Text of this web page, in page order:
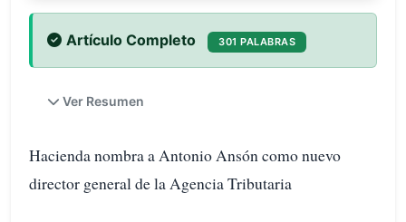
Artículo Completo 301 PALABRAS
Ver Resumen
Hacienda nombra a Antonio Ansón como nuevo
director general de la Agencia Tributaria